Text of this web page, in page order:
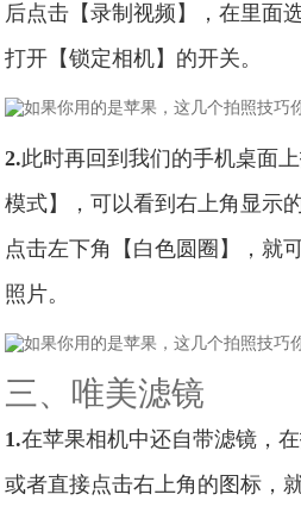
后点击【录制视频】，在里面
打开【锁定相机】的开关。
2.此时再回到我们的手机桌面
模式】，可以看到右上角显示
点击左下角【白色圆圈】，就
照片。
三、唯美滤镜
1.在苹果相机中还自带滤镜，
或者直接点击右上角的图标，